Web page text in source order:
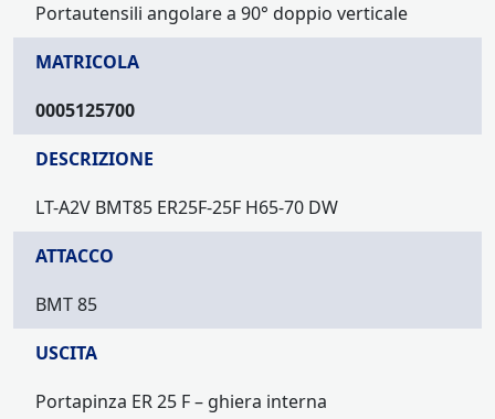
Portautensili angolare a 90° doppio verticale
MATRICOLA
0005125700
DESCRIZIONE
LT-A2V BMT85 ER25F-25F H65-70 DW
ATTACCO
BMT 85
USCITA
Portapinza ER 25 F – ghiera interna